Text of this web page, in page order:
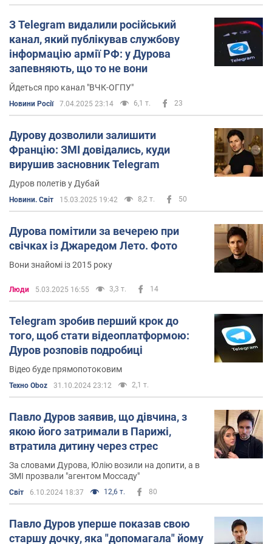
Саме в столиці ОАЕ – Дубаї – розташована штаб-
квартира нового дітища Дурова – месенджера
Telegram. Сам Дуров також формально живе в Дубаї,
але працює в різних країнах світу, не забуваючи
розповідати про це у своїх соцмережах.
При цьому Дуров позиціонує себе як людину, для якої
гроші не важливі. Його одяг – чорний кежуал,
доларів чи сотні.
Ще у 2012 році Дуров влаштував акцію-провокацію,
метою якої було показати переоціненість грошей. Тоді
він із вікна офісу ВК у Санкт-Петербурзі розкидав 5-
тисячні купюри (понад 160 доларів за курсом 2012
"З часів, коли я ще був дуже небагатим студентом, я не
втомлююся повторювати: гроші переоцінені. Ми
відмовляємося приймати світ, в якому люди можуть
зраджувати свою людську суть через гроші. Якщо
існують люди, які йдуть на це, їхня поведінка має
піддаватися жорсткому остракізму", – написав тоді
Дуров
Він також заявив, що через гроші люди застрягли в
парадигмі "раб-господар" і не можуть здобути
справжню свободу.
"Є стародавній вислів: "Раб не хоче здобути свободу;
він хоче мати власних рабів". Людина не може стати
по-справжньому вільною, поки існує в тупиковій
парадигмі "раб – господар". У цій системі будь-який
господар – чийсь раб, і будь-який раб – чийсь
господар. Залишаючись рабом грошей, неможливо
стати справжнім господарем свого життя", –
Дуров.
Крім розкидання грошей, він також витрачав їх з
З Telegram видалили російський
канал, який публікував службову
інформацію армії РФ: у Дурова
запевняють, що то не вони
Йдеться про канал "ВЧК-ОГПУ"
Новини Росії 7.04.2025 23:14 6,1 т. 23
Дурову дозволили залишити
Францію: ЗМІ довідались, куди
вирушив засновник Telegram
Дуров полетів у Дубай
Новини. Світ 15.03.2025 19:42 8,2 т. 50
Дурова помітили за вечерею при
свічках із Джаредом Лето. Фото
Вони знайомі із 2015 року
Люди 5.03.2025 16:55 3,3 т. 14
Telegram зробив перший крок до
того, щоб стати відеоплатформою:
Дуров розповів подробиці
Відео буде прямопотоковим
Техно Oboz 31.10.2024 23:12 2,1 т.
Павло Дуров заявив, що дівчина, з
якою його затримали в Парижі,
втратила дитину через стрес
За словами Дурова, Юлію возили на допити, а в
ЗМІ прозвали "агентом Моссаду"
Світ 6.10.2024 18:37 12,6 т. 80
Павло Дуров уперше показав свою
старшу дочку, яка "допомагала" йому